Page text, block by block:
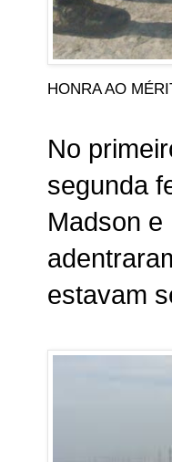
HONRA AO
No
segunda
Madson e
estavam